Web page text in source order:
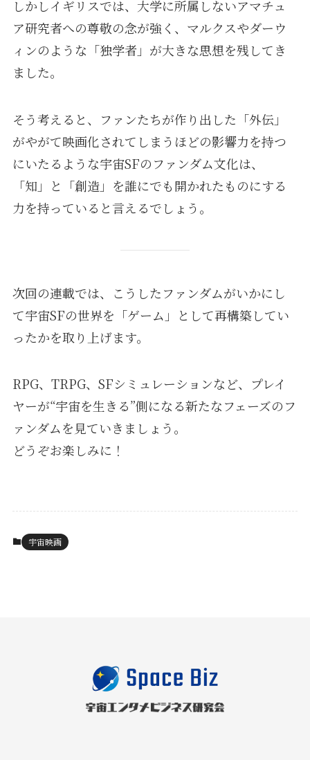
しかしイギリスでは、大学に所属しないアマチュ
ア研究者への尊敬の念が強く、マルクスやダーウ
ィンのような「独学者」が大きな思想を残してき
ました。
そう考えると、ファンたちが作り出した「外伝」
がやがて映画化されてしまうほどの影響力を持つ
にいたるような宇宙SFのファンダム文化は、
「知」と「創造」を誰にでも開かれたものにする
力を持っていると言えるでしょう。
次回の連載では、こうしたファンダムがいかにし
て宇宙SFの世界を「ゲーム」として再構築してい
ったかを取り上げます。
RPG、TRPG、SFシミュレーションなど、プレイ
ヤーが“宇宙を生きる”側になる新たなフェーズのフ
ァンダムを見ていきましょう。
どうぞお楽しみに！
宇宙映画